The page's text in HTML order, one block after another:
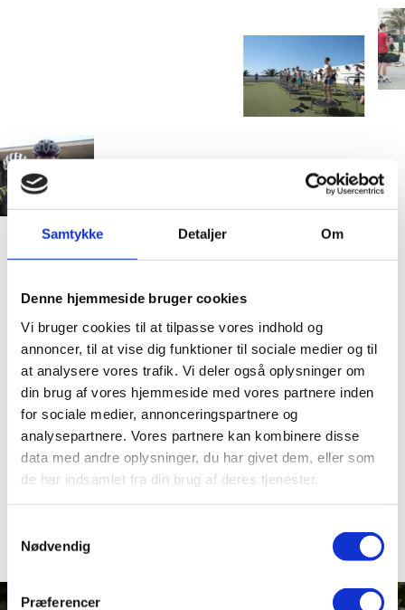
Samtykke Detaljer Om
Denne hjemmeside bruger cookies
Vi bruger cookies til at tilpasse vores indhold og
annoncer, til at vise dig funktioner til sociale medier og til
at analysere vores trafik. Vi deler også oplysninger om
din brug af vores hjemmeside med vores partnere inden
for sociale medier, annonceringspartnere og
analysepartnere. Vores partnere kan kombinere disse
data med andre oplysninger, du har givet dem, eller som
de har indsamlet fra din brug af deres tjenester.
Nødvendig
Præferencer
SMUG KIG HER